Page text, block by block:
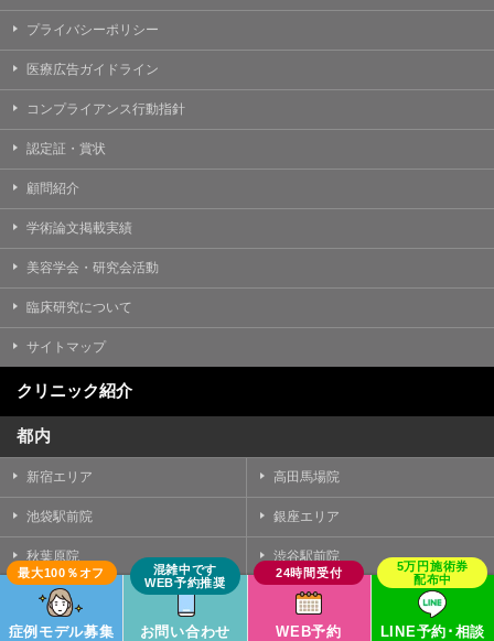
プライバシーポリシー
医療広告ガイドライン
コンプライアンス行動指針
認定証・賞状
顧問紹介
学術論文掲載実績
美容学会・研究会活動
臨床研究について
サイトマップ
クリニック紹介
都内
新宿エリア 高田馬場院
池袋駅前院 銀座エリア
秋葉原院 渋谷駅前院
中野院 町田院
立川院 八王子院
症例モデル募集 お問い合わせ WEB予約 LINE予約･相談